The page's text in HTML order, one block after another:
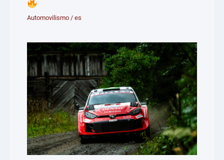
Automovilismo /es